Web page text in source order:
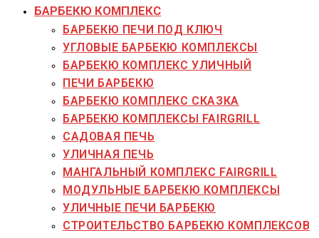
БАРБЕКЮ КОМПЛЕКС
БАРБЕКЮ ПЕЧИ ПОД КЛЮЧ
УГЛОВЫЕ БАРБЕКЮ КОМПЛЕКСЫ
БАРБЕКЮ КОМПЛЕКС УЛИЧНЫЙ
ПЕЧИ БАРБЕКЮ
БАРБЕКЮ КОМПЛЕКС СКАЗКА
БАРБЕКЮ КОМПЛЕКСЫ FAIRGRILL
САДОВАЯ ПЕЧЬ
УЛИЧНАЯ ПЕЧЬ
МАНГАЛЬНЫЙ КОМПЛЕКС FAIRGRILL
МОДУЛЬНЫЕ БАРБЕКЮ КОМПЛЕКСЫ
УЛИЧНЫЕ ПЕЧИ БАРБЕКЮ
СТРОИТЕЛЬСТВО БАРБЕКЮ КОМПЛЕКСОВ